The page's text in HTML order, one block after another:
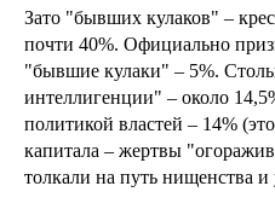
Зато "бывших кулаков" –
почти 40%. Официально
"бывшие кулаки" – 5%.
интеллигенции" – около
политикой властей – 14%
капитала – жертвы
толкали на путь нищенства